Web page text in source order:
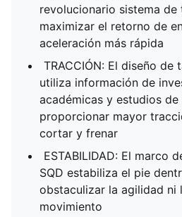
revolucionario sistema de
maximizar el retorno de
aceleración más rápida
TRACCIÓN: El diseño de
utiliza información de
académicas y estudios
proporcionar mayor
cortar y frenar
ESTABILIDAD: El marco
SQD estabiliza el pie
obstaculizar la agilidad ni
movimiento